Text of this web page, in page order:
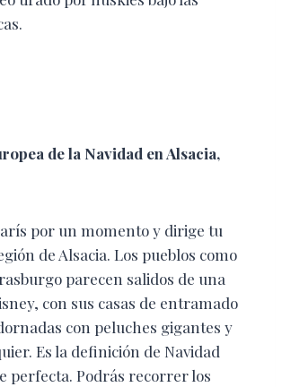
de la Navidad en Alsacia,
por un momento y dirige tu
de Alsacia. Los pueblos como
parecen salidos de una
con sus casas de entramado
con peluches gigantes y
Es la definición de Navidad
perfecta. Podrás recorrer los